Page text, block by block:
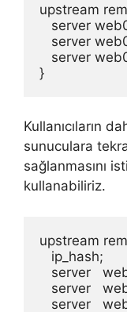
upstream
server
server
server
}
Kullanıcıların
sunuculara
sağlanmasını
kullanabiliriz.
upstream
   ip_hash;
server
server
server